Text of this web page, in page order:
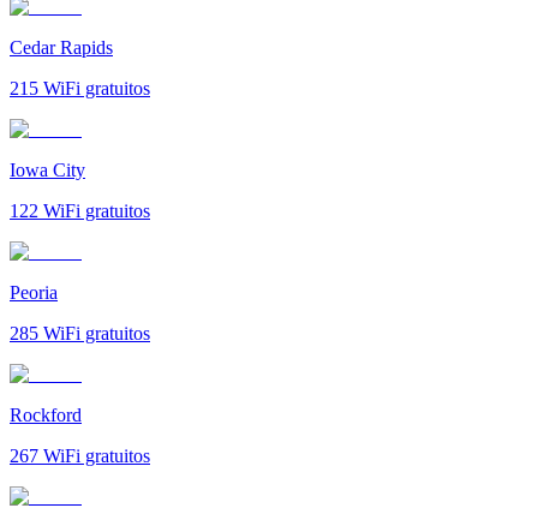
Cedar Rapids
215 WiFi gratuitos
Iowa City
122 WiFi gratuitos
Peoria
285 WiFi gratuitos
Rockford
267 WiFi gratuitos